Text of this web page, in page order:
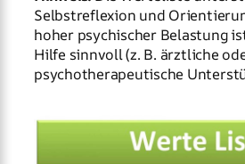
Selbstreflexion und
hoher psychischer Belastung
Hilfe sinnvoll (z. B. ärztliche
psychotherapeutische